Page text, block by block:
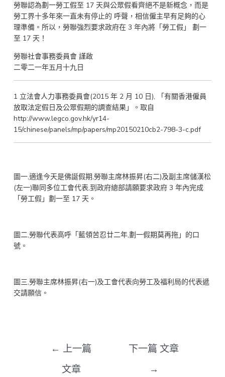
勞聯認為劃一勞工假至 17 天與公眾假看齊絕不是新概念，而是
勞工界十多年來一直未有停止的 呼聲，相信僱主早有足夠的心
理準備。所以，勞聯強烈要求政府在 3 年內將「勞工假」 劃一
至 17 天！
勞聯社會事務委員會 謹啟
二零二一年五月十九日
1 立法會人力事務委員會(2015 年 2 月 10 日), 「有關香港僱員
放取法定假日及公眾假期的調查結果」。取自
http://www.legco.gov.hk/yr14-
15/chinese/panels/mp/papers/mp20150210cb2-798-3-c.pdf
圖一,適逢今天是佛誕假期,勞聯主席林振昇(右二)及副主席儲漢松
(左一)聯同多位工會代表,到政府總部請願要求政府 3 年內完成
「勞工假」劃一至 17 天。
圖二,勞聯代表高呼「藍領苦忍廿二年,劃一假期莫再拖」的口
號。
圖三,勞聯主席林振昇(右一)及工會代表向勞工及福利局的代表遞
交請願信。
← 上一篇
文章
下一篇 文章
→